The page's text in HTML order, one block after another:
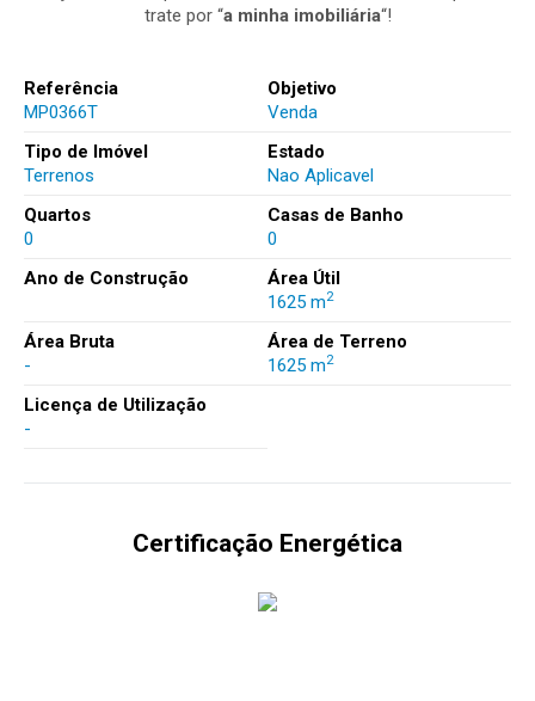
trate por “a minha imobiliária“!
Referência
MP0366T
Objetivo
Venda
Tipo de Imóvel
Terrenos
Estado
Nao Aplicavel
Quartos
0
Casas de Banho
0
Ano de Construção
Área Útil
1625 m2
Área Bruta
-
Área de Terreno
1625 m2
Licença de Utilização
-
Certificação Energética